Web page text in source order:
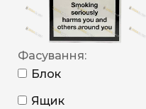
Фасування:
Блок
Ящик